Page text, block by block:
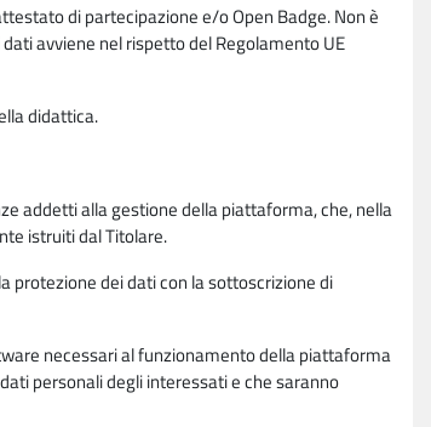
di partecipazione e/o Open Badge. Non è
avviene nel rispetto del Regolamento UE
didattica.
addetti alla gestione della piattaforma, che, nella
istruiti dal Titolare.
protezione dei dati con la sottoscrizione di
necessari al funzionamento della piattaforma
personali degli interessati e che saranno